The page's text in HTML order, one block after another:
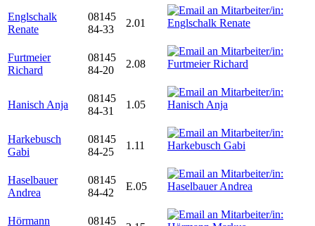
Englschalk
Renate
08145
84-33
2.01
Furtmeier
Richard
08145
84-20
2.08
Hanisch Anja
08145
84-31
1.05
Harkebusch
Gabi
08145
84-25
1.11
Haselbauer
Andrea
08145
84-42
E.05
Hörmann
08145